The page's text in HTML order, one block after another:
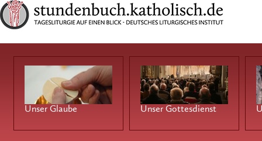
Unser Glaube Unser Gottesdienst